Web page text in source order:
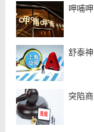
呷哺
舒泰
突陷